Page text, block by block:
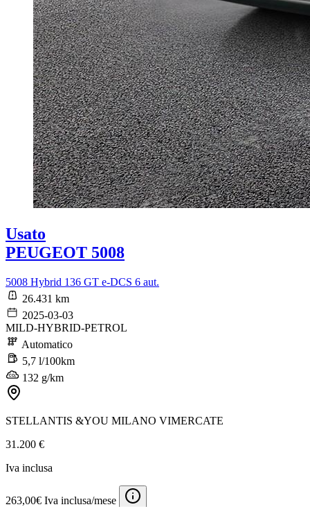
Usato
PEUGEOT 5008
5008 Hybrid 136 GT e-DCS 6 aut.
26.431 km
2025-03-03
MILD-HYBRID-PETROL
Automatico
5,7 l/100km
132 g/km
STELLANTIS &YOU MILANO VIMERCATE
31.200 €
Iva inclusa
263,00€ Iva inclusa/mese